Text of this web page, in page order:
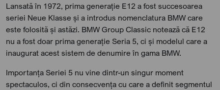
Lansată în 1972, prima generație E12 a fost succesoarea
seriei Neue Klasse și a introdus nomenclatura BMW care
este folosită și astăzi. BMW Group Classic notează că E12
nu a fost doar prima generație Seria 5, ci și modelul care a
inaugurat acest sistem de denumire în gama BMW.
Importanța Seriei 5 nu vine dintr-un singur moment
spectaculos, ci din consecvența cu care a definit segmentul